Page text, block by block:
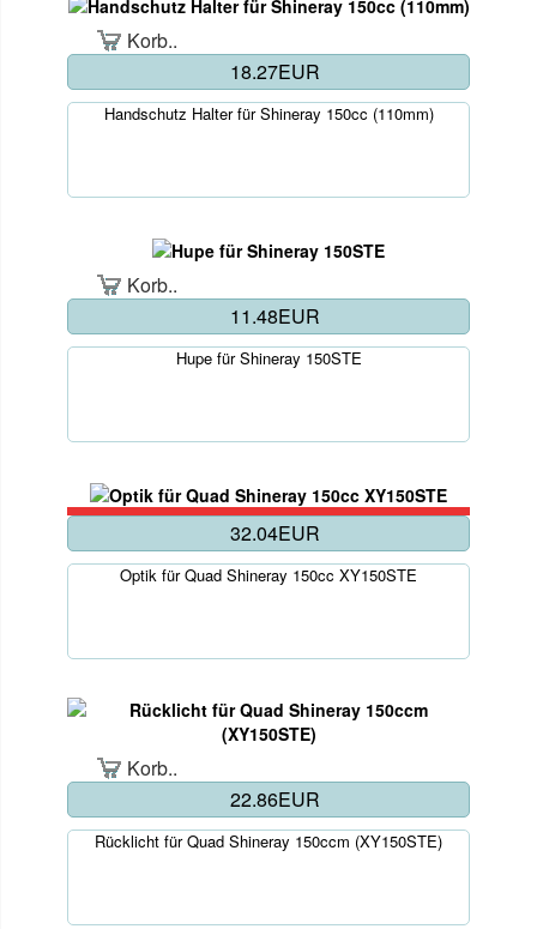
Korb..
18.27EUR
Handschutz Halter für Shineray 150cc (110mm)
Korb..
11.48EUR
Hupe für Shineray 150STE
32.04EUR
Optik für Quad Shineray 150cc XY150STE
Korb..
22.86EUR
Rücklicht für Quad Shineray 150ccm (XY150STE)